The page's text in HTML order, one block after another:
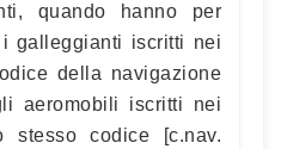
quando hanno per
galleggianti iscritti nei
della navigazione
aeromobili iscritti nei
stesso codice [c.nav.